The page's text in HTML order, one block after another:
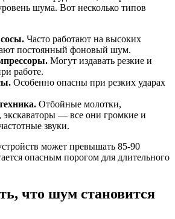
шума. Вот несколько типов
Часто работают на высоких
постоянный фоновый шум.
Могут издавать резкие и
работе.
Особенно опасны при резких ударах
Отбойные молотки,
экскаваторы — все они громкие и
звуки.
может превышать 85-90
опасным порогом для длительного
что шум становится